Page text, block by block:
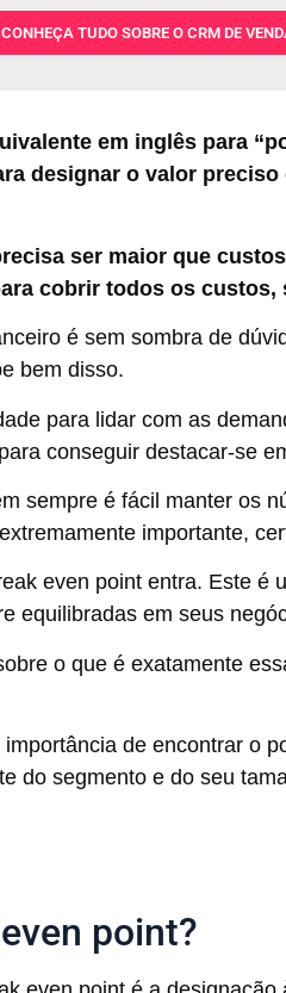
CONHEÇA TUDO SOBRE O CRM DE
em inglês para
designar o valor
ser maior que
cobrir todos os custos,
é sem sombra de
bem disso.
para lidar com as
conseguir destacar-se
sempre é fácil manter os
importante,
even point entra. Este é
equilibradas em seus
o que é exatamente
de encontrar o
do segmento e do seu
point?